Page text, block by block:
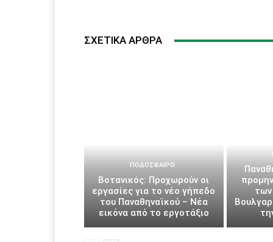
ΣΧΕΤΙΚΆ ΆΡΘΡΑ
ΠΟΔΌΣΦΑΙΡΟ
Βοτανικός: Προχωρούν οι
εργασίες για το νέο γήπεδο
του Παναθηναϊκού – Νέα
εικόνα από το εργοτάξιο